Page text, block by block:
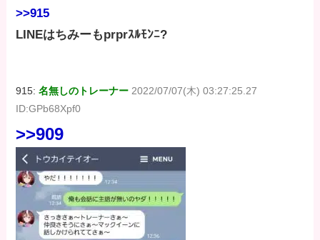
>>915
LINEはちみーもprprｽﾙﾓﾝﾆ?
915:名無しのトレーナー 2022/07/07(木) 03:27:25.27
ID:GPb68Xpf0
>>909